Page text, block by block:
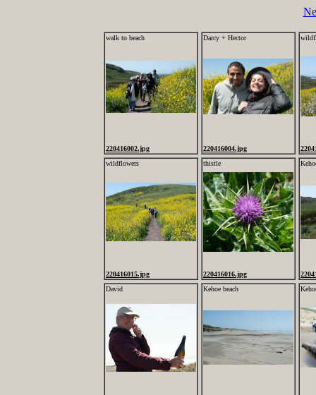
walk to beach
220416002.jpg
Darcy + Hector
220416004.jpg
wildflowers
220416015.jpg
thistle
220416016.jpg
David
Kehoe beach